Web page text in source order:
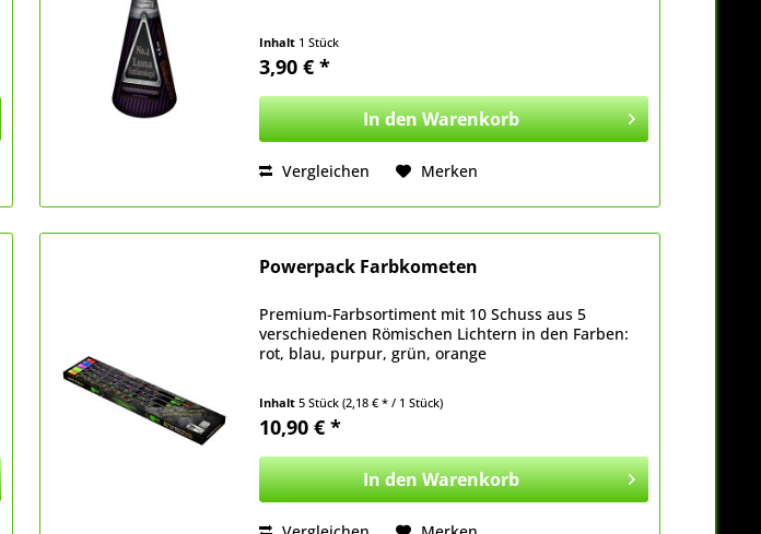
Inhalt 1 Stück
3,90 € *
In denWarenkorb
Vergleichen Merken
Powerpack Farbkometen
Premium-Farbsortiment mit 10 Schuss aus 5
verschiedenen Römischen Lichtern in den Farben:
rot, blau, purpur, grün, orange
Inhalt5 Stück(2,18 € * / 1 Stück)
10,90 € *
In denWarenkorb